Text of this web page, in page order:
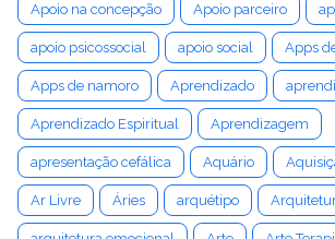
Apoio na concepção Apoio parceiro
apoio psicossocial apoio social Apps
Apps de namoro Aprendizado
Aprendizado Espiritual Aprendizagem
apresentação cefálica Aquário
Ar Livre Áries arquétipo